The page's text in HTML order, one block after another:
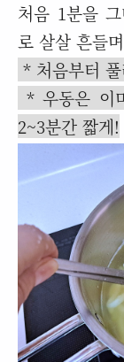
처음 1분을
로 살살 흔들
* 처음부터
* 우동은 이
2~3분간 짧게!